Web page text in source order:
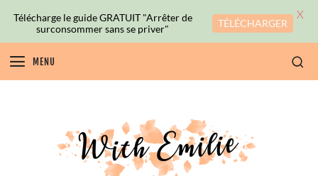
MENU
Télécharge le guide GRATUIT "Arrêter de
surconsommer sans se priver"
TÉLÉCHARGER
X